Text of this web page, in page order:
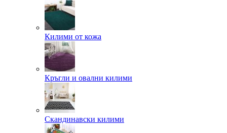
Килими от кожа
Кръгли и овални килими
Скандинавски килими